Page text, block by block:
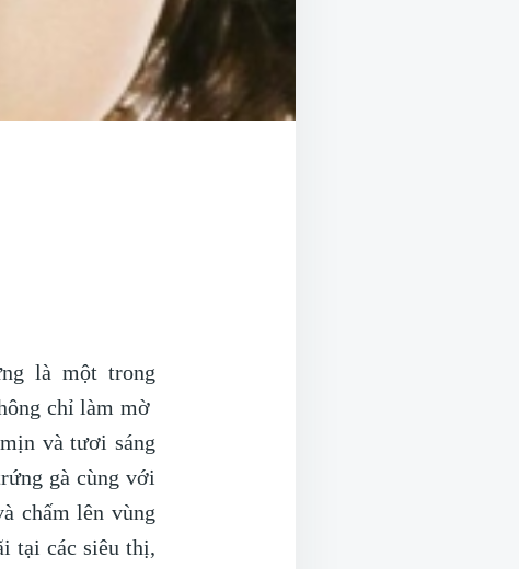
là một trong
chỉ làm mờ
và tươi sáng
gà cùng với
chấm lên vùng
tại các siêu thị,